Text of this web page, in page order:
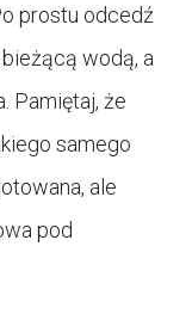
prostu odcedź
wodą, a
Pamiętaj, że
samego
ale
pod